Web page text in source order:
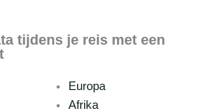
tijdens je reis met een
Europa
Afrika